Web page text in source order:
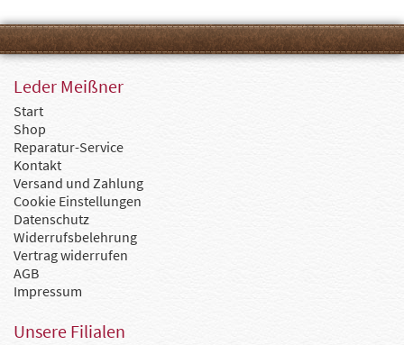
Leder Meißner
Start
Shop
Reparatur-Service
Kontakt
Versand und Zahlung
Cookie Einstellungen
Datenschutz
Widerrufsbelehrung
Vertrag widerrufen
AGB
Impressum
Unsere Filialen